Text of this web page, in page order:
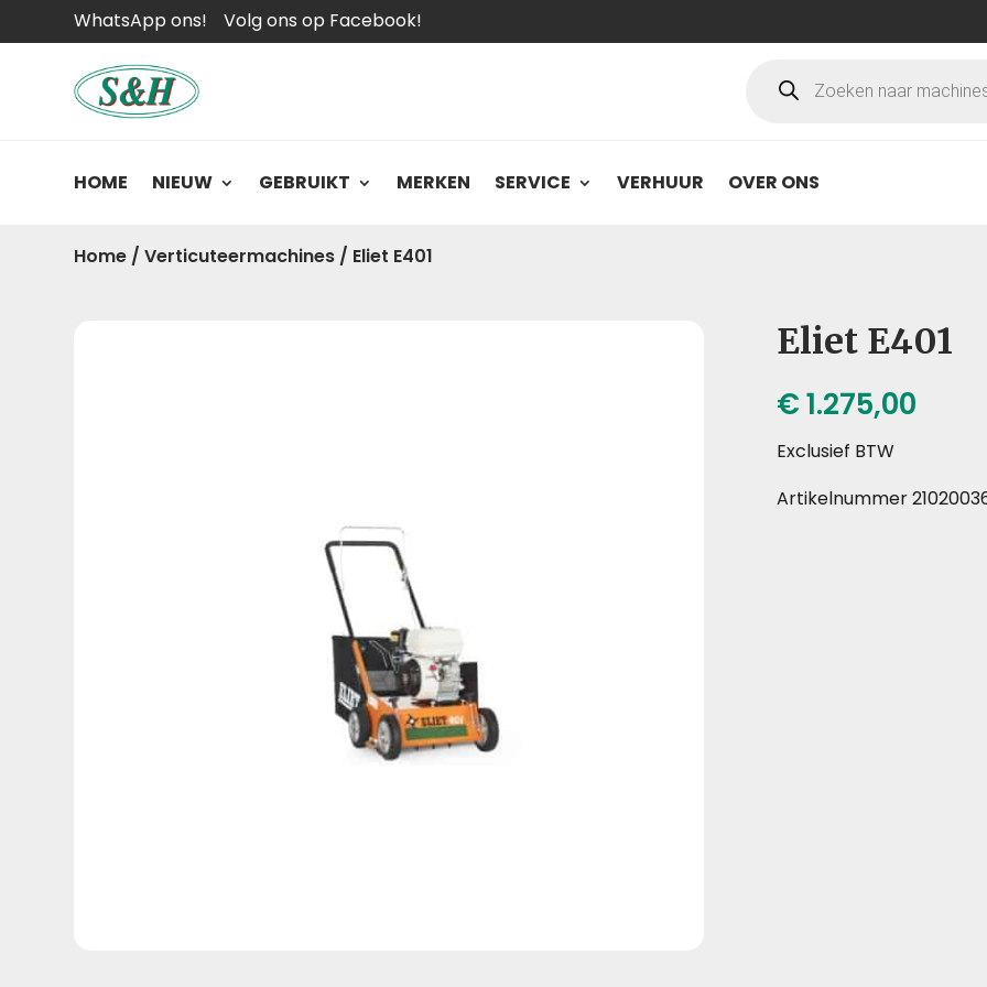
WhatsApp ons!
Volg ons op Facebook!
zoeken
HOME NIEUW GEBRUIKT MERKEN SERVICE VERHUUR OVER ONS
Home /Verticuteermachines / Eliet E401
Eliet E401
€1.275,00
Exclusief BTW
Artikelnummer